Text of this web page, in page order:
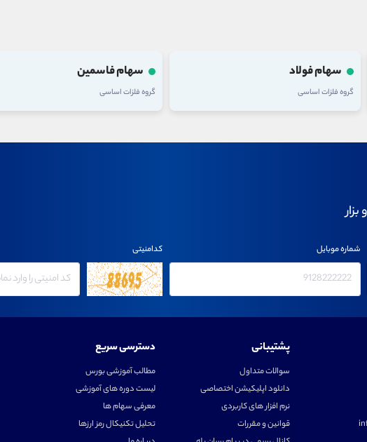
سهام فولاد
گروه فلزات اساسی
سهام فاسمین
گروه فلزات اساسی
شماره موبایل کدامنیتی
پشتیبانی
سوالات متداول
دانلود اپلیکیشن اختصاصی
نرم افزار های کاربردی
قوانین و مقررات
دسترسی سریع
مطالب آموزشی بورس
لیست دوره های آموزشی
معرفی سهام ها
تحلیل تکنیکال رمز ارزها